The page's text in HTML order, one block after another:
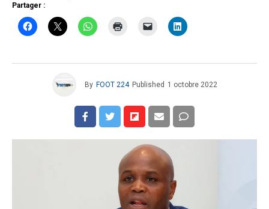
Partager :
By FOOT 224 Published 1 octobre 2022